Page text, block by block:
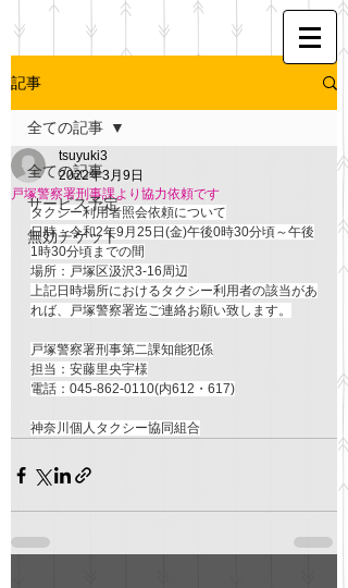
記事
全ての記事
サービス予定
無効チケット
全ての記事
戸塚警察署刑事課より協力依頼です
tsuyuki3
2022年3月9日
タクシー利用者照会依頼について
日時：令和2年9月25日(金)午後0時30分頃～午後
1時30分頃までの間
場所：戸塚区汲沢3-16周辺
上記日時場所におけるタクシー利用者の該当があ
れば、戸塚警察署迄ご連絡お願い致します。
戸塚警察署刑事第二課知能犯係
担当：安藤里央宇様
電話：045-862-0110(内612・617)
神奈川個人タクシー協同組合